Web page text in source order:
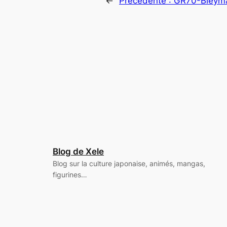
Blog de Xele
Blog sur la culture japonaise, animés, mangas,
figurines…